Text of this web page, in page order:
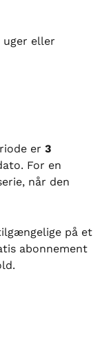
uger eller
er 3
For en
når den
på et
abonnement